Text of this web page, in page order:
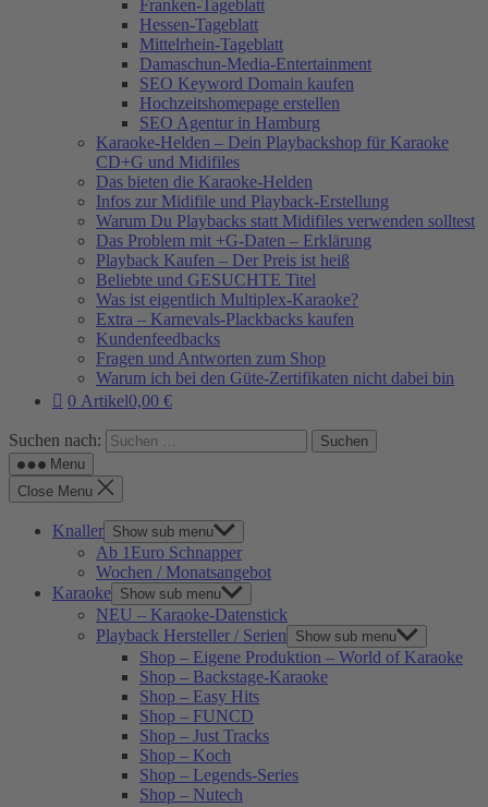
Franken-Tageblatt
Hessen-Tageblatt
Mittelrhein-Tageblatt
Damaschun-Media-Entertainment
SEO Keyword Domain kaufen
Hochzeitshomepage erstellen
SEO Agentur in Hamburg
Karaoke-Helden – Dein Playbackshop für Karaoke
CD+G und Midifiles
Das bieten die Karaoke-Helden
Infos zur Midifile und Playback-Erstellung
Warum Du Playbacks statt Midifiles verwenden solltest
Das Problem mit +G-Daten – Erklärung
Playback Kaufen – Der Preis ist heiß
Beliebte und GESUCHTE Titel
Was ist eigentlich Multiplex-Karaoke?
Extra – Karnevals-Plackbacks kaufen
Kundenfeedbacks
Fragen und Antworten zum Shop
Warum ich bei den Güte-Zertifikaten nicht dabei bin
0 Artikel0,00 €
Suchen nach:
Menu
Close Menu
Knaller Show sub menu
Ab 1Euro Schnapper
Wochen / Monatsangebot
Karaoke Show sub menu
NEU – Karaoke-Datenstick
Playback Hersteller / Serien
Show sub menu
Shop – Eigene Produktion – World of Karaoke
Shop – Backstage-Karaoke
Shop – Easy Hits
Shop – FUNCD
Shop – Just Tracks
Shop – Koch
Shop – Legends-Series
Shop – Nutech